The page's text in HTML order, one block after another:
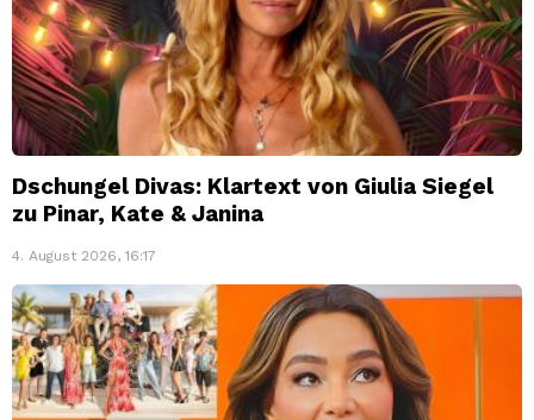
Dschungel Divas: Klartext von Giulia Siegel
zu Pinar, Kate & Janina
4. August 2026, 16:17